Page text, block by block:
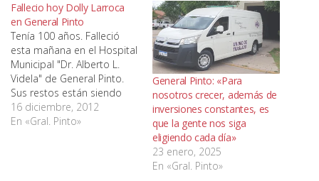
Fallecio hoy Dolly Larroca
en General Pinto
Tenía 100 años. Falleció
esta mañana en el Hospital
Municipal "Dr. Alberto L.
Videla" de General Pinto.
Sus restos están siendo
velados en Cochería
Charras, en calle
16 diciembre, 2012
En «Gral. Pinto»
General Pinto: «Para
nosotros crecer, además de
inversiones constantes, es
que la gente nos siga
eligiendo cada día»
23 enero, 2025
En «Gral. Pinto»